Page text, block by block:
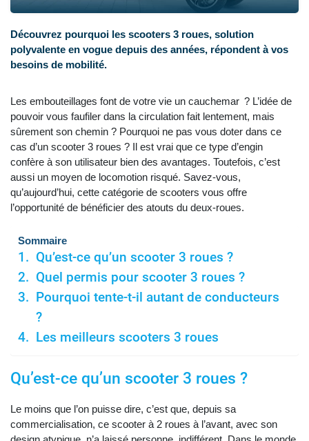
Découvrez pourquoi les scooters 3 roues, solution
polyvalente en vogue depuis des années, répondent à vos
besoins de mobilité.
Les embouteillages font de votre vie un cauchemar ? L’idée de
pouvoir vous faufiler dans la circulation fait lentement, mais
sûrement son chemin ? Pourquoi ne pas vous doter dans ce
cas d’un scooter 3 roues ? Il est vrai que ce type d’engin
confère à son utilisateur bien des avantages. Toutefois, c’est
aussi un moyen de locomotion risqué. Savez-vous,
qu’aujourd’hui, cette catégorie de scooters vous offre
l’opportunité de bénéficier des atouts du deux-roues.
Sommaire
Qu’est-ce qu’un scooter 3 roues ?
Quel permis pour scooter 3 roues ?
Pourquoi tente-t-il autant de conducteurs
?
Les meilleurs scooters 3 roues
Qu’est-ce qu’un scooter 3 roues ?
Le moins que l’on puisse dire, c’est que, depuis sa
commercialisation, ce scooter à 2 roues à l’avant, avec son